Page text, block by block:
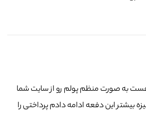
به صورت منظم پولم رو از سایت شما
بیشتر این دفعه ادامه دادم پرداختی را